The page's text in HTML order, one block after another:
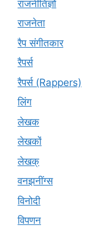
राजनीतिज्ञों
राजनेता
रैप संगीतकार
रैपर्स
रैपर्स (Rappers)
लिंग
लेखक
लेखकों
लेखक्
वनझनींग्स
विनोदी
विपणन